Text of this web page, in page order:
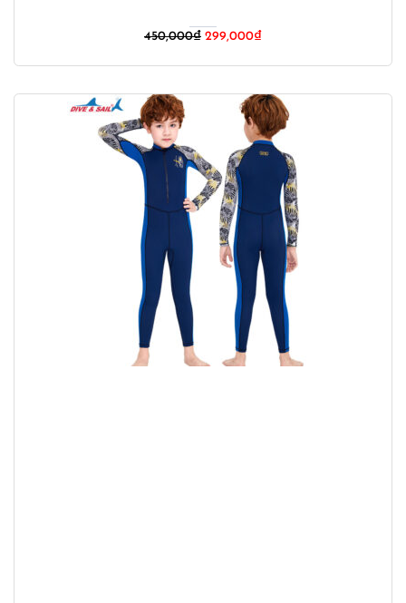
450,000₫ Giá
450,000₫.
299,000₫Giá
là:
299,000₫.